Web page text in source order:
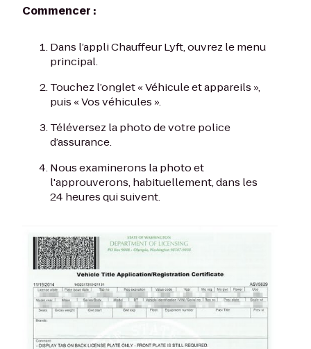
Commencer :
Dans l’appli Chauffeur Lyft, ouvrez le menu
principal.
Touchez l’onglet « Véhicule et appareils »,
puis « Vos véhicules ».
Téléversez la photo de votre police
d’assurance.
Nous examinerons la photo et
l'approuverons, habituellement, dans les
24 heures qui suivent.